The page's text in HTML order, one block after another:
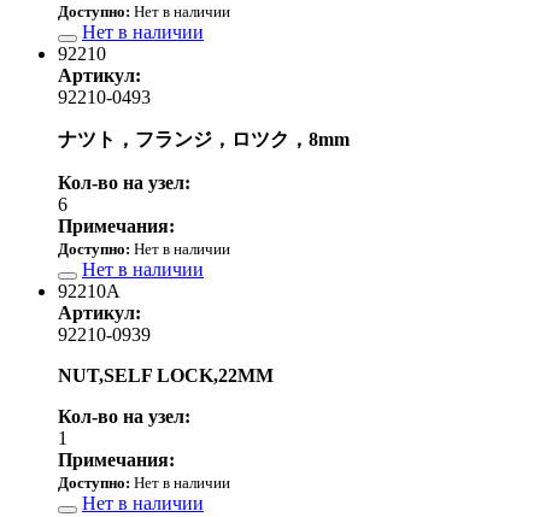
Доступно: Нет в наличии
Нет в наличии
92210
Артикул:
92210-0493
ナツト，フランジ，ロツク，8mm
Кол-во на узел:
6
Примечания:
Доступно: Нет в наличии
Нет в наличии
92210A
Артикул:
92210-0939
NUT,SELF LOCK,22MM
Кол-во на узел:
1
Примечания:
Доступно: Нет в наличии
Нет в наличии